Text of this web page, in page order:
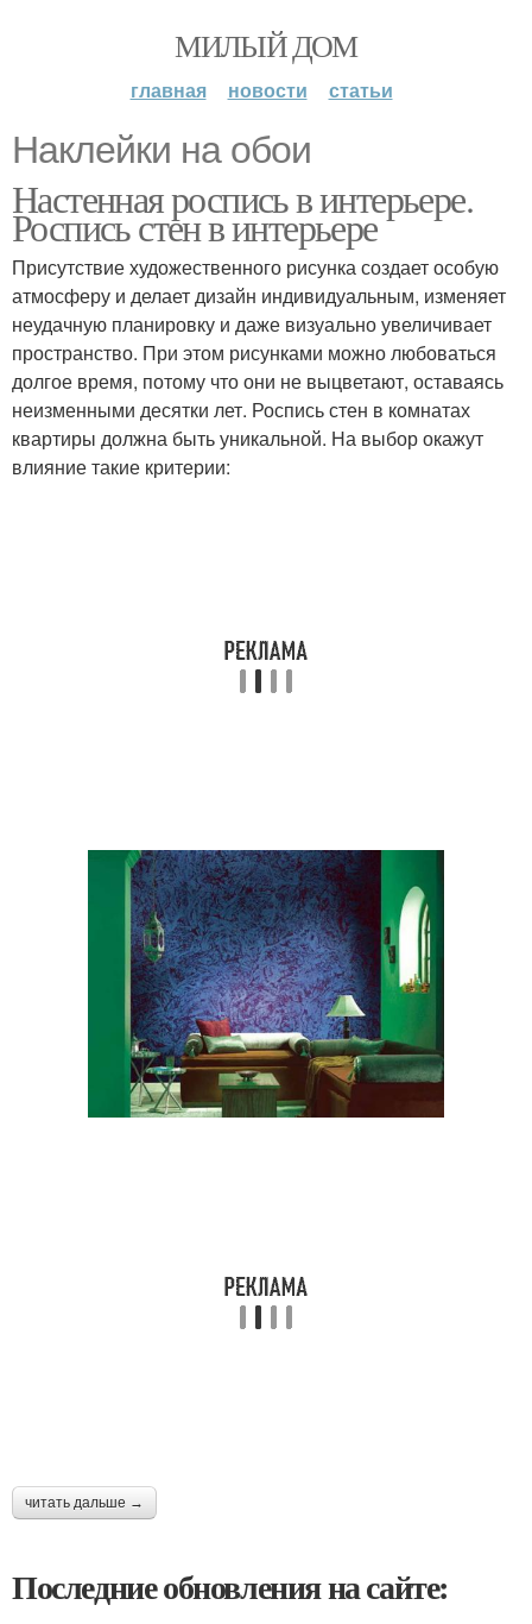
МИЛЫЙ ДОМ
главная новости статьи
Наклейки на обои
Настенная роспись в интерьере.
Роспись стен в интерьере
Присутствие художественного рисунка создает особую
атмосферу и делает дизайн индивидуальным, изменяет
неудачную планировку и даже визуально увеличивает
пространство. При этом рисунками можно любоваться
долгое время, потому что они не выцветают, оставаясь
неизменными десятки лет. Роспись стен в комнатах
квартиры должна быть уникальной. На выбор окажут
влияние такие критерии:
читать дальше →
Последние обновления на сайте: